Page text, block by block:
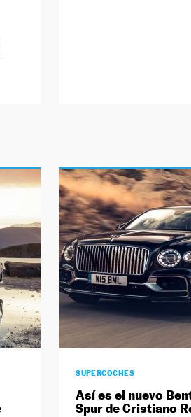
SUPERCOCHES
Así es el nuevo
Spur de Cristiano